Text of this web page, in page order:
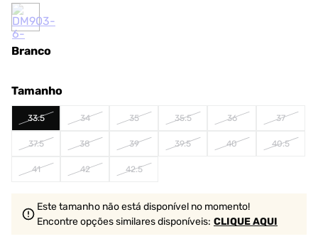
Branco
Tamanho
33.5 34 35 35.5 36 37
37.5 38 39 39.5 40 40.5
41 42 42.5
Este tamanho não está disponível no momento!
Encontre opções similaresdisponíveis: CLIQUE AQUI